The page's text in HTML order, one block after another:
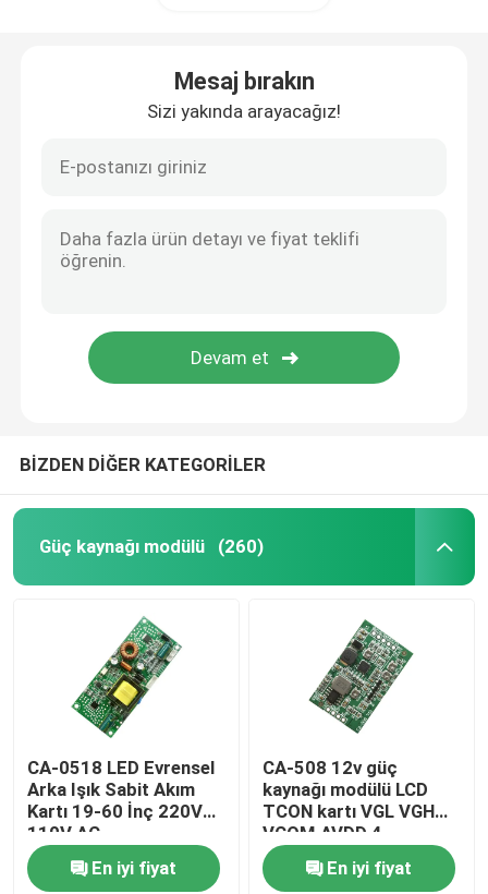
Mesaj bırakın
Sizi yakında arayacağız!
BİZDEN DİĞER KATEGORİLER
Güç kaynağı modülü (260)
CA-0518 LED Evrensel
Arka Işık Sabit Akım
Kartı 19-60 İnç 220V
110V AC
En iyi fiyat
CA-508 12v güç
kaynağı modülü LCD
TCON kartı VGL VGH
VCOM.AVDD 4
En iyi fiyat